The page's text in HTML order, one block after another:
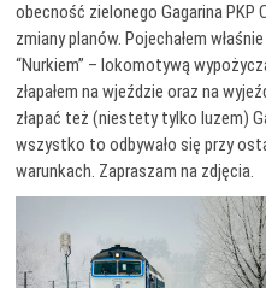
obecność zielonego Gagarina PKP
zmiany planów. Pojechałem
“Nurkiem” – lokomotywą
złapałem na wjeździe oraz na
złapać też (niestety tylko luzem)
wszystko to odbywało się przy
warunkach. Zapraszam na zdjęcia.